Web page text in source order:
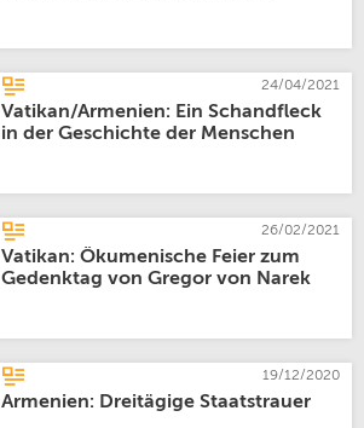
24/04/2021
Vatikan/Armenien: Ein Schandfleck
in der Geschichte der Menschen
26/02/2021
Vatikan: Ökumenische Feier zum
Gedenktag von Gregor von Narek
19/12/2020
Armenien: Dreitägige Staatstrauer